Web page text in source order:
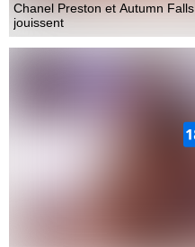
Chanel Preston et Autumn Falls
jouissent